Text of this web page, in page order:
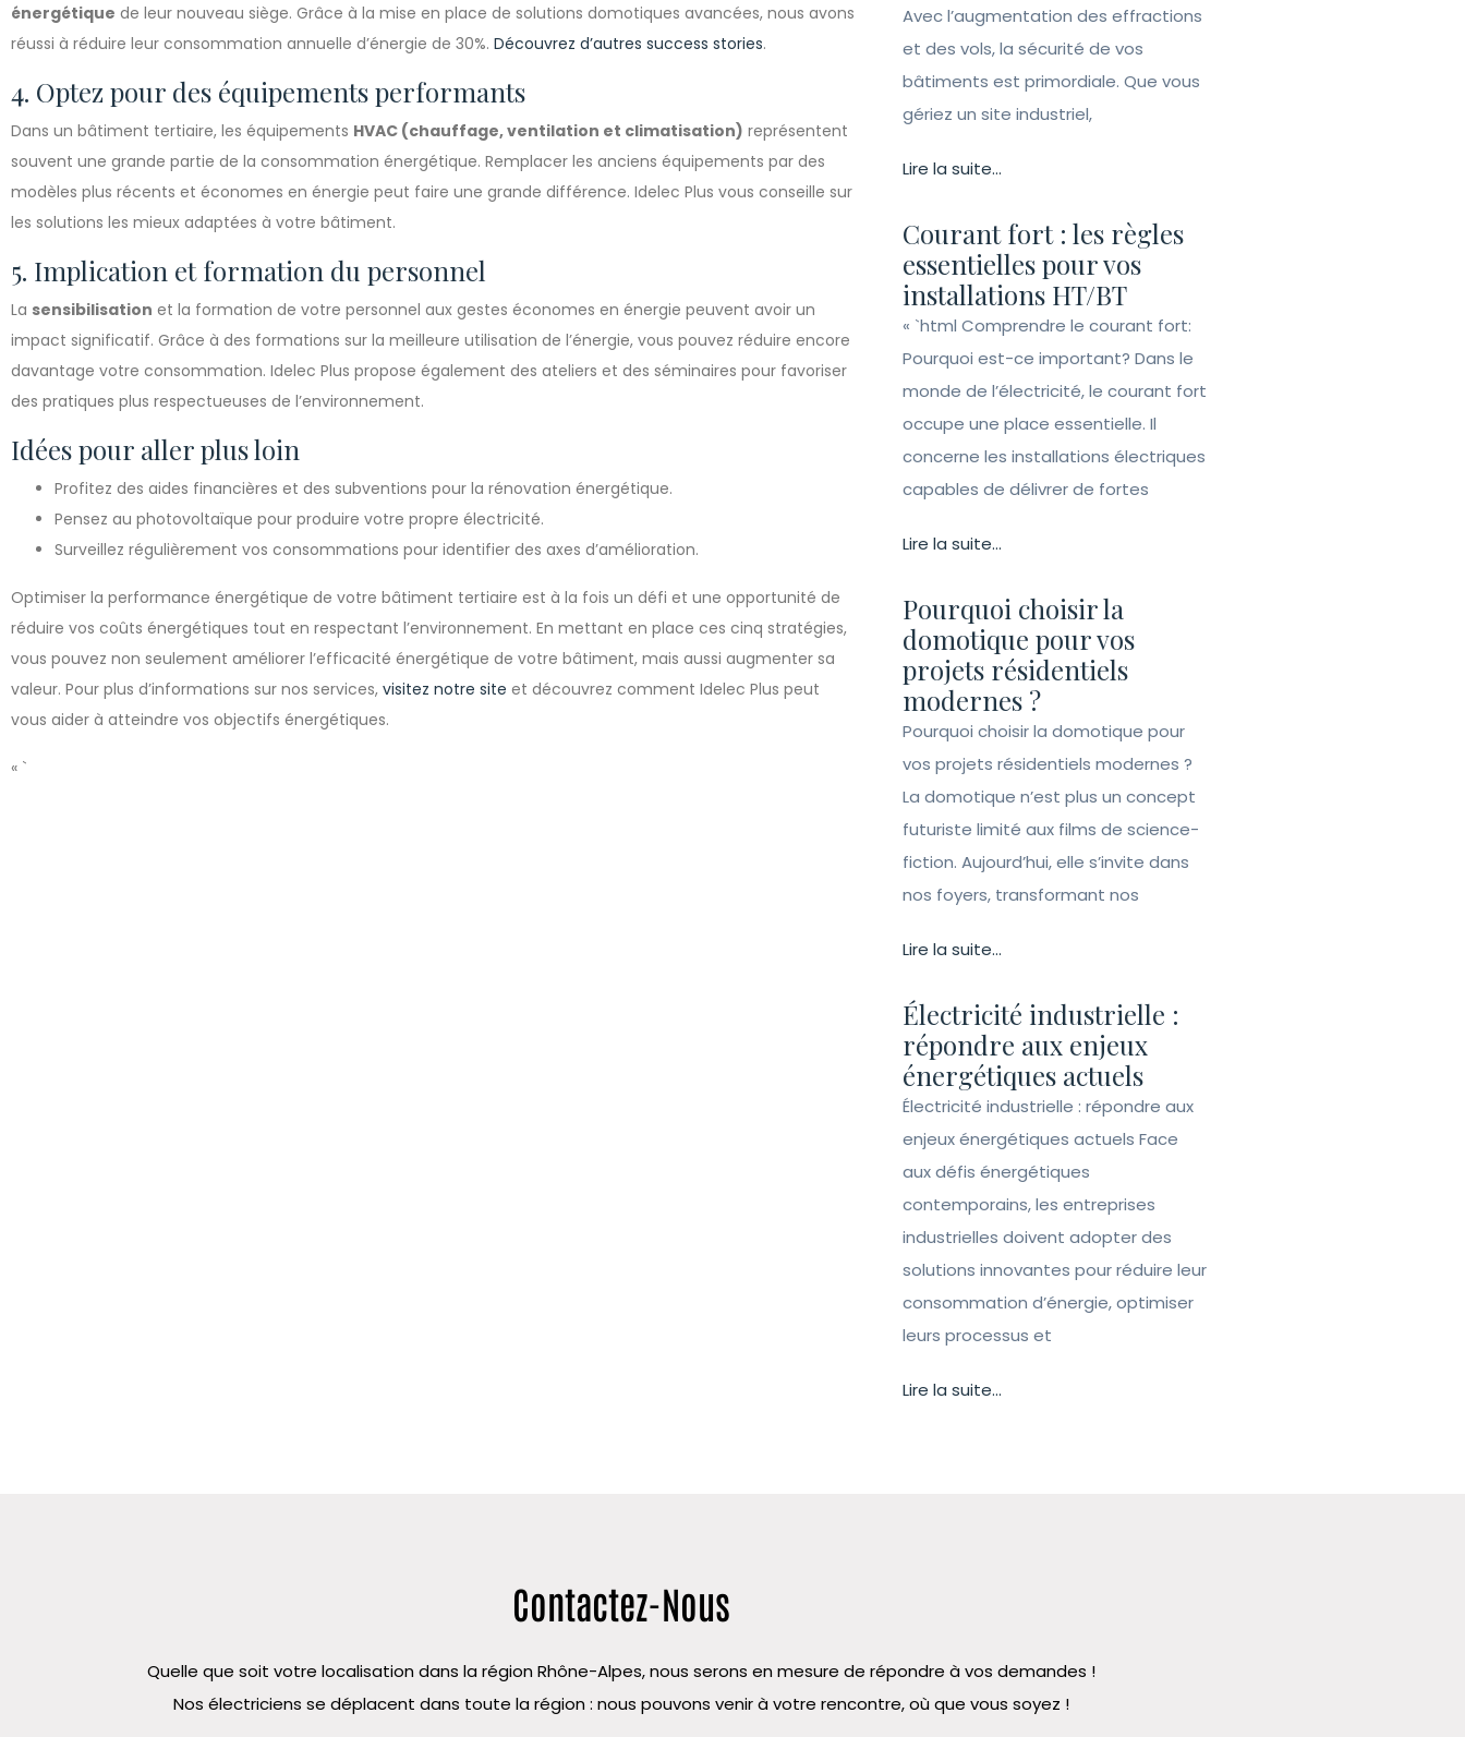
énergétique de leur nouveau siège. Grâce à la mise en place de solutions domotiques avancées, nous avons
réussi à réduire leur consommation annuelle d’énergie de 30%. Découvrez d’autres success stories.
4. Optez pour des équipements performants
Dans un bâtiment tertiaire, les équipements HVAC (chauffage, ventilation et climatisation) représentent
souvent une grande partie de la consommation énergétique. Remplacer les anciens équipements par des
modèles plus récents et économes en énergie peut faire une grande différence. Idelec Plus vous conseille sur
les solutions les mieux adaptées à votre bâtiment.
5. Implication et formation du personnel
La sensibilisation et la formation de votre personnel aux gestes économes en énergie peuvent avoir un
impact significatif. Grâce à des formations sur la meilleure utilisation de l’énergie, vous pouvez réduire encore
davantage votre consommation. Idelec Plus propose également des ateliers et des séminaires pour favoriser
des pratiques plus respectueuses de l’environnement.
Idées pour aller plus loin
Profitez des aides financières et des subventions pour la rénovation énergétique.
Pensez au photovoltaïque pour produire votre propre électricité.
Surveillez régulièrement vos consommations pour identifier des axes d’amélioration.
Optimiser la performance énergétique de votre bâtiment tertiaire est à la fois un défi et une opportunité de
réduire vos coûts énergétiques tout en respectant l’environnement. En mettant en place ces cinq stratégies,
vous pouvez non seulement améliorer l’efficacité énergétique de votre bâtiment, mais aussi augmenter sa
valeur. Pour plus d’informations sur nos services, visitez notre site et découvrez comment Idelec Plus peut
vous aider à atteindre vos objectifs énergétiques.
« `
Avec l’augmentation des effractions
et des vols, la sécurité de vos
bâtiments est primordiale. Que vous
gériez un site industriel,
Lire la suite...
Courant fort : les règles
essentielles pour vos
installations HT/BT
« `html Comprendre le courant fort:
Pourquoi est-ce important? Dans le
monde de l’électricité, le courant fort
occupe une place essentielle. Il
concerne les installations électriques
capables de délivrer de fortes
Lire la suite...
Pourquoi choisir la
domotique pour vos
projets résidentiels
modernes ?
Pourquoi choisir la domotique pour
vos projets résidentiels modernes ?
La domotique n’est plus un concept
futuriste limité aux films de science-
fiction. Aujourd’hui, elle s’invite dans
nos foyers, transformant nos
Lire la suite...
Électricité industrielle :
répondre aux enjeux
énergétiques actuels
Électricité industrielle : répondre aux
enjeux énergétiques actuels Face
aux défis énergétiques
contemporains, les entreprises
industrielles doivent adopter des
solutions innovantes pour réduire leur
consommation d’énergie, optimiser
leurs processus et
Lire la suite...
Contactez-Nous
Quelle que soit votre localisation dans la région Rhône-Alpes, nous serons en mesure de répondre à vos demandes !
Nos électriciens se déplacent dans toute la région : nous pouvons venir à votre rencontre, où que vous soyez !